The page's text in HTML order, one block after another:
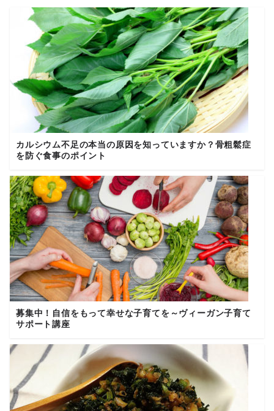
カルシウム不足の本当の原因を知っていますか？骨粗鬆症
を防ぐ食事のポイント
募集中！自信をもって幸せな子育てを～ヴィーガン子育て
サポート講座